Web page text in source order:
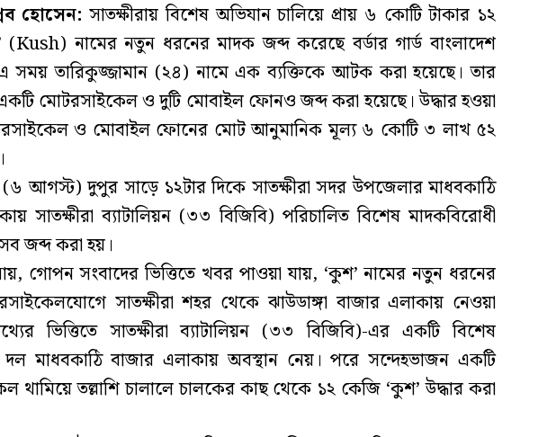
হোসেন: সাতক্ষীরায় বিশেষ অভিযান চালিয়ে প্রায় ৬ কোটি টাকার ১২
নামের নতুন ধরনের মাদক জব্দ করেছে বর্ডার গার্ড বাংলাদেশ
সময় তারিকুজ্জামান (২৪) নামে এক ব্যক্তিকে আটক করা হয়েছে। তার
মোটরসাইকেল ও দুটি মোবাইল ফোনও জব্দ করা হয়েছে। উদ্ধার হওয়া
ও মোবাইল ফোনের মোট আনুমানিক মূল্য ৬ কোটি ৩ লাখ ৫২
(৬ আগস্ট) দুপুর সাড়ে ১২টার দিকে সাতক্ষীরা সদর উপজেলার মাধবকাঠি
সাতক্ষীরা ব্যাটালিয়ন (৩৩ বিজিবি) পরিচালিত বিশেষ মাদকবিরোধী
জব্দ করা হয়।
গোপন সংবাদের ভিত্তিতে খবর পাওয়া যায়, ‘কুশ’ নামের নতুন ধরনের
সাতক্ষীরা শহর থেকে ঝাউডাঙ্গা বাজার এলাকায় নেওয়া
ভিত্তিতে সাতক্ষীরা ব্যাটালিয়ন (৩৩ বিজিবি)-এর একটি বিশেষ
মাধবকাঠি বাজার এলাকায় অবস্থান নেয়। পরে সন্দেহভাজন একটি
থামিয়ে তল্লাশি চালালে চালকের কাছ থেকে ১২ কেজি ‘কুশ’ উদ্ধার করা